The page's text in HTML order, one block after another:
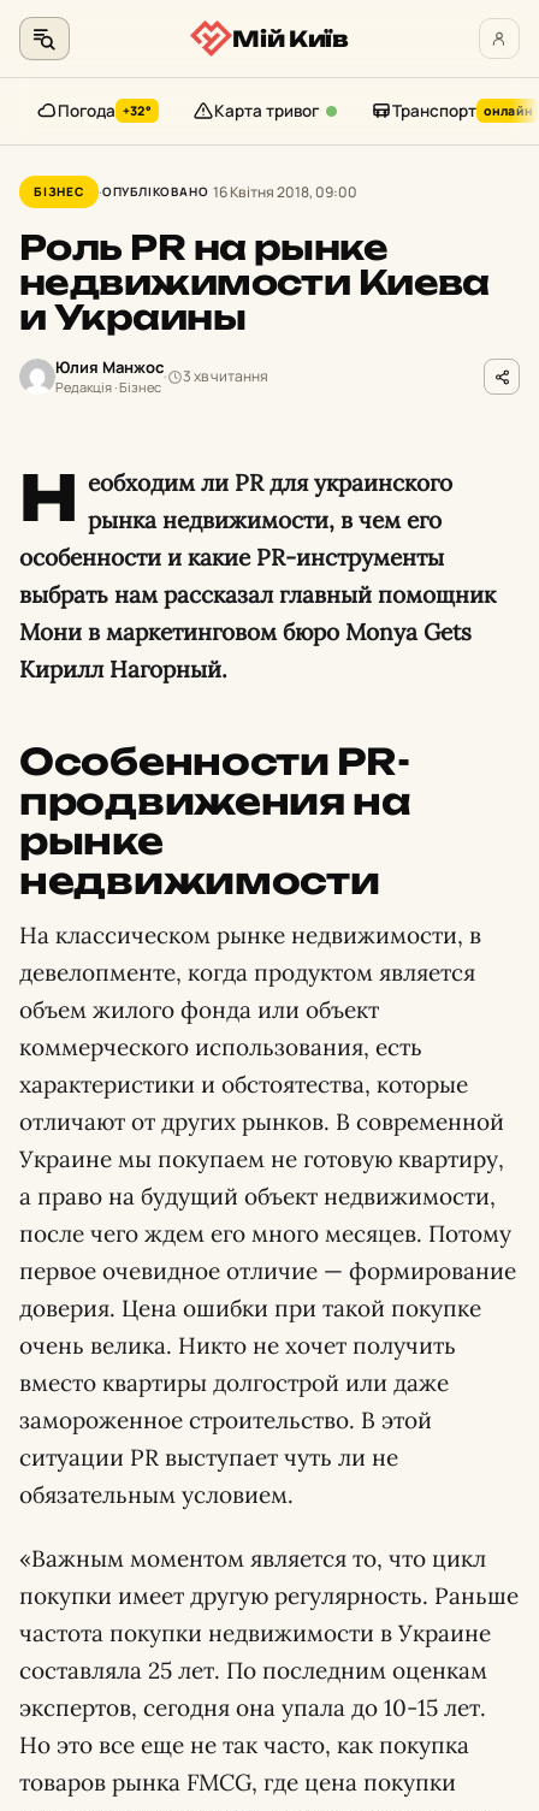
до
контенту
Мій Київ
Погода +32° Карта тривог Транспорт онлайн
БІЗНЕС ОПУБЛІКОВАНО 16 Квітня 2018, 09:00
Роль PR на рынке
недвижимости Киева
и Украины
Юлия Манжос
Редакція · Бізнес
3 хв читання
Н еобходим ли PR для украинского
рынка недвижимости, в чем его
особенности и какие PR-инструменты
выбрать нам рассказал главный помощник
Мони в маркетинговом бюро Monya Gets
Кирилл Нагорный.
Особенности PR-
продвижения на
рынке
недвижимости
На классическом рынке недвижимости, в
девелопменте, когда продуктом является
объем жилого фонда или объект
коммерческого использования, есть
характеристики и обстоятества, которые
отличают от других рынков. В современной
Украине мы покупаем не готовую квартиру,
а право на будущий объект недвижимости,
после чего ждем его много месяцев. Потому
первое очевидное отличие — формирование
доверия. Цена ошибки при такой покупке
очень велика. Никто не хочет получить
вместо квартиры долгострой или даже
замороженное строительство. В этой
ситуации PR выступает чуть ли не
обязательным условием.
«Важным моментом является то, что цикл
покупки имеет другую регулярность. Раньше
частота покупки недвижимости в Украине
составляла 25 лет. По последним оценкам
экспертов, сегодня она упала до 10-15 лет.
Но это все еще не так часто, как покупка
товаров рынка FMCG, где цена покупки